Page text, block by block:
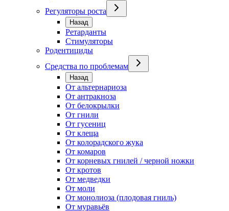
Регуляторы роста
Назад
Ретарданты
Стимуляторы
Родентициды
Средства по проблемам
Назад
От альтернариоза
От антракноза
От белокрылки
От гнили
От гусениц
От клеща
От колорадского жука
От комаров
От корневых гнилей / черной ножки
От кротов
От медведки
От моли
От монолиоза (плодовая гниль)
От муравьёв